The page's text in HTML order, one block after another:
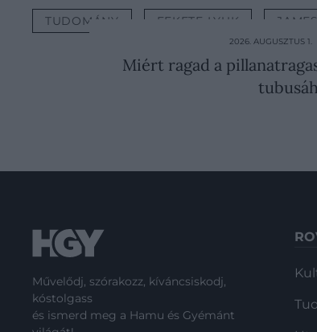
TUDOMÁNY FEKETE LYUK
2026. AUGUSZTUS
Miért ragad a
Művelődj, szórakozz, kíváncsiskodj,
kóstolgass
és ismerd meg a Hamu és Gyémánt